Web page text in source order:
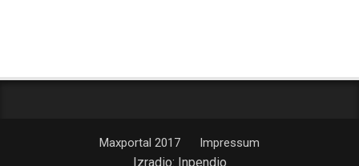
Maxportal 2017 Impressum
Izradio: Inpendio